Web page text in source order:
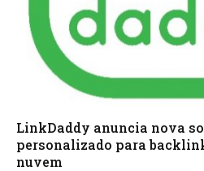
LinkDaddy anuncia nova
personalizado para
nuvem